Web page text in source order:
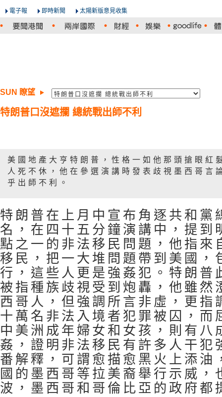
電子報 即時新聞 太陽新版意見收集
SUN 瞭望
特朗普口沒遮攔 總統戰出師不利
美國地產大亨特朗普，性格一如他那頭搶眼紅
人死不休，他在參選演講時發表歧視墨西哥言
乎出師不利。
特朗普在上月中宣布角逐共和黨
名，在四十五分鐘演講中，提到
點之一的非法移民問題，他指來
移民，把一大堆問題帶到美國，
行，這些人更是強姦犯。特朗普
被指種族歧視受到炮轟，他雖然
西哥人，但強調所言非虛，更指
十萬名非法入境者犯罪被囚，而
中美洲成年婦女和女孩，則有八
姦，證明非法移民有許多人干犯
番解釋，可謂愈描愈黑火上添油
國的墨西哥等拉美裔舉行示威，
波，墨西哥和哥倫比亞的政府都